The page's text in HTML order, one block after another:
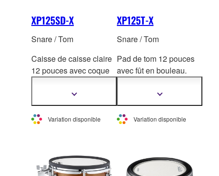
XP125SD-X
Snare / Tom
Caisse de caisse claire
12 pouces avec coque
Peau TCS en sil
cellulaire texturé. 2
zones. *Ce produit n'est
Afficher
Variation disponible
XP125T-X
Snare / Tom
Pad de tom 12 pouces
avec fût en bouleau.
e texturé. 2
zones. *Ce produit n'est
pas vendu à l'unité en
Afficher
Variation disponible